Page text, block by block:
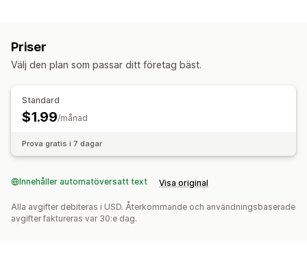
Priser
Välj den plan som passar ditt företag bäst.
Standard
$1.99/månad
Prova gratis i 7 dagar
Innehåller automatöversatt text Visa original
Alla avgifter debiteras i USD. Återkommande och användningsbaserade
avgifter faktureras var 30:e dag.